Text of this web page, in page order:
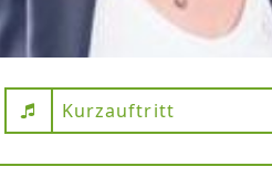
Kurzauftritt